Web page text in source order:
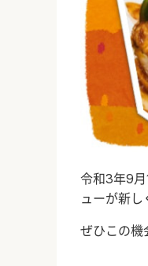
令和3年9月
ューが新し
ぜひこの機